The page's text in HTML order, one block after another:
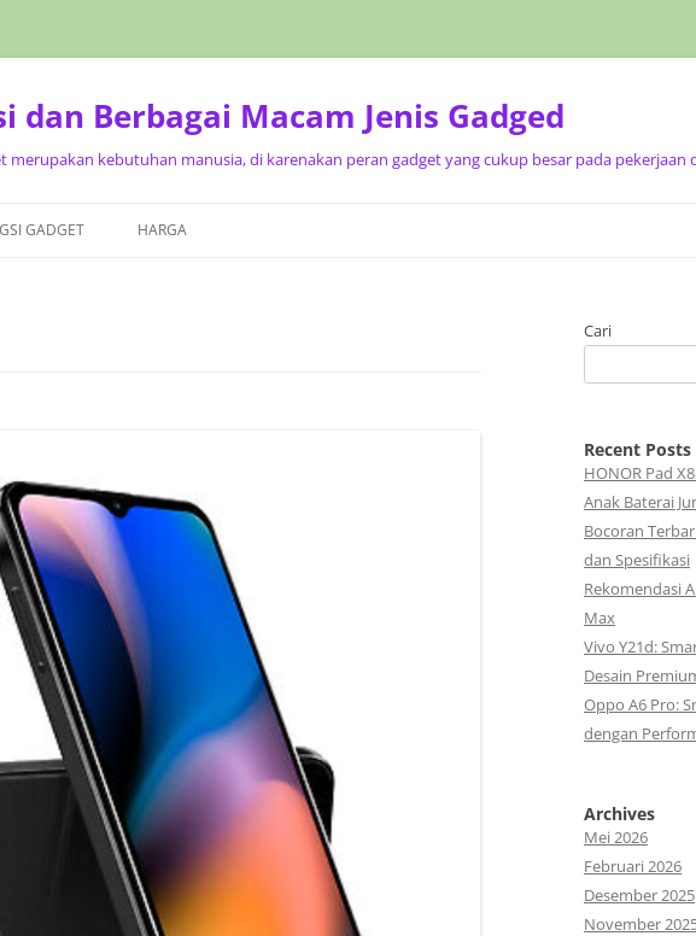
dan Berbagai Macam Jenis Gadged
merupakan kebutuhan manusia, di karenakan peran gadget yang cukup besar pada
GADGET HARGA
Cari
Recent Posts
HONOR Pad
Anak Baterai
Bocoran
dan Spesifikasi
Rekomendasi
Max
Vivo Y21d:
Desain
Oppo A6 Pro:
dengan
Archives
Mei 2026
Februari 2026
Desember 2025
November